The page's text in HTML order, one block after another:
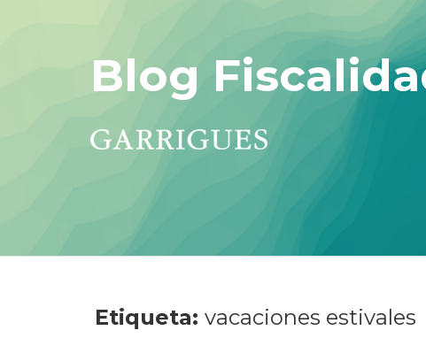
Blog
Etiqueta: vacaciones estivales